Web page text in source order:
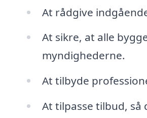
At rådgive
At sikre, at alle
myndighederne.
At tilbyde
At tilpasse tilbud, så